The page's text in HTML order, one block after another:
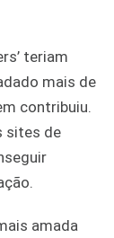
teriam
mais de
contribuiu.
sites de
amada